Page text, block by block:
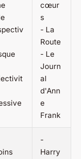
cœur
s
- La
Route
- Le
Journ
al
d'Ann
e
Frank
-
Harry